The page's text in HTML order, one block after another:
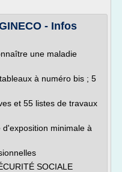
- Infos
une maladie
à numéro bis ; 5
et 55 listes de travaux
minimale à
SOCIALE